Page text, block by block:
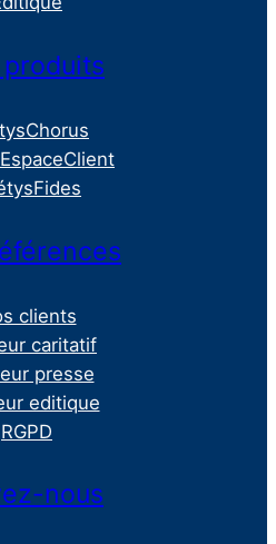
produits
clients
caritatif
presse
editique
RGPD
nous